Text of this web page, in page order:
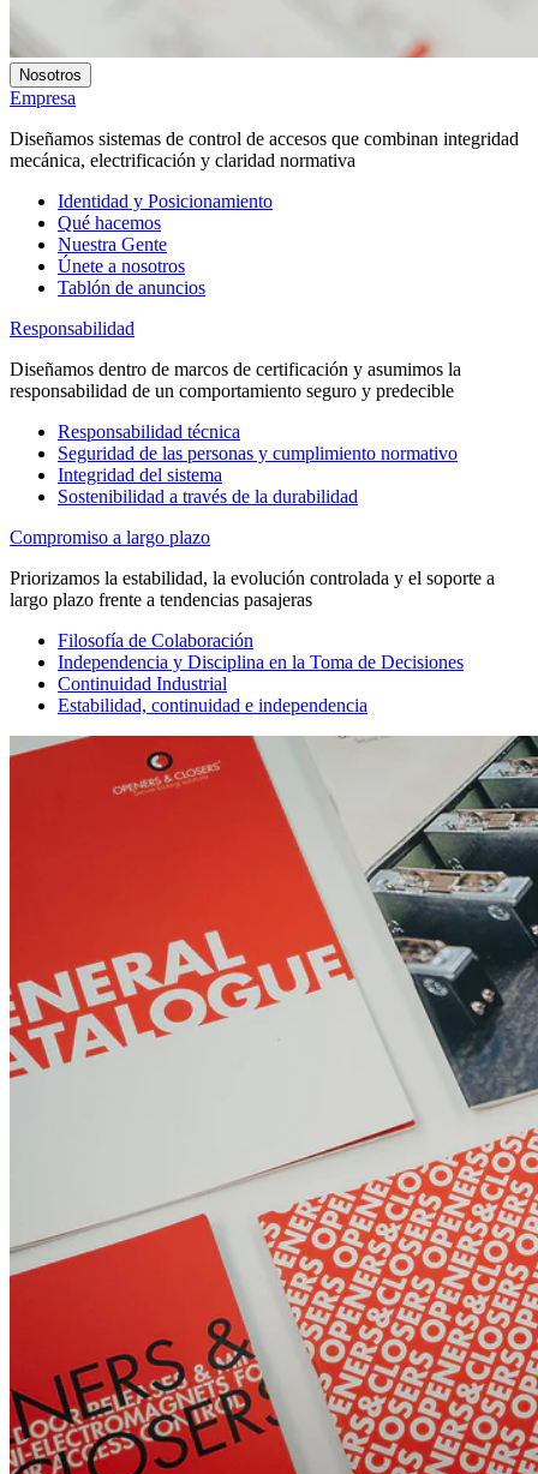
Nosotros
Empresa
Diseñamos sistemas de control de accesos que combinan integridad
mecánica, electrificación y claridad normativa
Identidad y Posicionamiento
Qué hacemos
Nuestra Gente
Únete a nosotros
Tablón de anuncios
Responsabilidad
Diseñamos dentro de marcos de certificación y asumimos la
responsabilidad de un comportamiento seguro y predecible
Responsabilidad técnica
Seguridad de las personas y cumplimiento normativo
Integridad del sistema
Sostenibilidad a través de la durabilidad
Compromiso a largo plazo
Priorizamos la estabilidad, la evolución controlada y el soporte a
largo plazo frente a tendencias pasajeras
Filosofía de Colaboración
Independencia y Disciplina en la Toma de Decisiones
Continuidad Industrial
Estabilidad, continuidad e independencia